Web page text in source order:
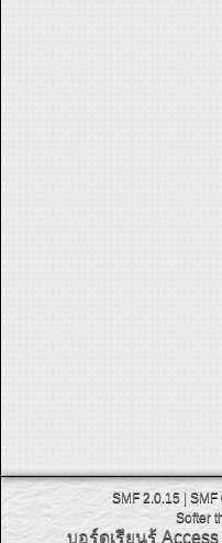
SMF 2.0.15| SMF
Softer
บอร์ดเรียนรู้